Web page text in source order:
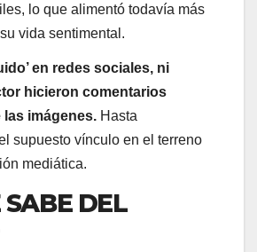
lo que alimentó todavía más
vida sentimental.
en redes sociales, ni
hicieron comentarios
imágenes. Hasta
supuesto vínculo en el terreno
mediática.
SABE DEL